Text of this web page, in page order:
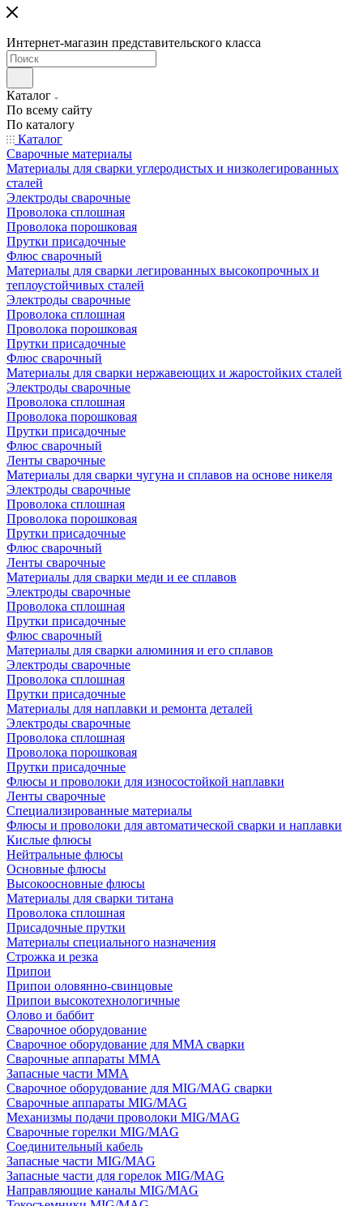
Интернет-магазин представительского класса
Каталог
По всему сайту
По каталогу
Каталог
Сварочные материалы
Материалы для сварки углеродистых и низколегированных
сталей
Электроды сварочные
Проволока сплошная
Проволока порошковая
Прутки присадочные
Флюс сварочный
Материалы для сварки легированных высокопрочных и
теплоустойчивых сталей
Электроды сварочные
Проволока сплошная
Проволока порошковая
Прутки присадочные
Флюс сварочный
Материалы для сварки нержавеющих и жаростойких сталей
Электроды сварочные
Проволока сплошная
Проволока порошковая
Прутки присадочные
Флюс сварочный
Ленты сварочные
Материалы для сварки чугуна и сплавов на основе никеля
Электроды сварочные
Проволока сплошная
Проволока порошковая
Прутки присадочные
Флюс сварочный
Ленты сварочные
Материалы для сварки меди и ее сплавов
Электроды сварочные
Проволока сплошная
Прутки присадочные
Флюс сварочный
Материалы для сварки алюминия и его сплавов
Электроды сварочные
Проволока сплошная
Прутки присадочные
Материалы для наплавки и ремонта деталей
Электроды сварочные
Проволока сплошная
Проволока порошковая
Прутки присадочные
Флюсы и проволоки для износостойкой наплавки
Ленты сварочные
Специализированные материалы
Флюсы и проволоки для автоматической сварки и наплавки
Кислые флюсы
Нейтральные флюсы
Основные флюсы
Высокоосновные флюсы
Материалы для сварки титана
Проволока сплошная
Присадочные прутки
Материалы специального назначения
Строжка и резка
Припои
Припои оловянно-свинцовые
Припои высокотехнологичные
Олово и баббит
Сварочное оборудование
Сварочное оборудование для MMA сварки
Сварочные аппараты MMA
Запасные части MMA
Сварочное оборудование для MIG/MAG сварки
Сварочные аппараты MIG/MAG
Механизмы подачи проволоки MIG/MAG
Сварочные горелки MIG/MAG
Соединительный кабель
Запасные части MIG/MAG
Запасные части для горелок MIG/MAG
Направляющие каналы MIG/MAG